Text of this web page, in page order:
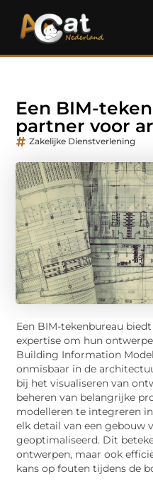
Een BIM-
partner voor
Zakelijke Dienstverlening
Een BIM-tekenbureau
expertise om hun
Building Information
onmisbaar in de
bij het visualiseren van
beheren van belangrijke
modelleren te integreren
elk detail van een gebouw
geoptimaliseerd. Dit
ontwerpen, maar ook
kans op fouten tijdens de